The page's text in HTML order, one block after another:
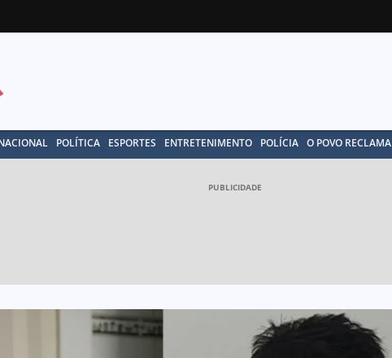
POLÍTICA ESPORTES ENTRETENIMENTO POLÍCIA O POVO RECLAMA
PUBLICIDADE